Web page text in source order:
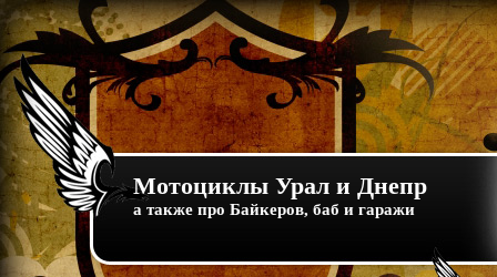
Мотоциклы Урал и Днепр
а также про Байкеров, баб и гаражи